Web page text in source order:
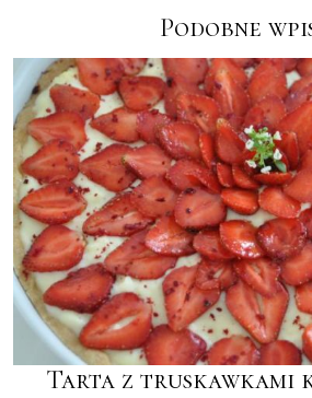
Podobne
Tarta z truskawkami